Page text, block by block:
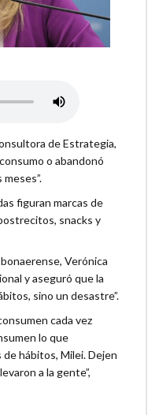
de Estrategia,
o abandonó
figuran marcas de
snacks y
Verónica
y aseguró que la
sino un desastre”.
cada vez
lo que
hábitos, Milei. Dejen
a la gente”,